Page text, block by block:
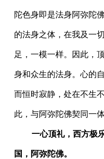
陀色身即是法身阿弥陀
的法身之体，在我及一
足，一模一样。因此，
身和众生的法身。心的
而恒时寂静，处在不生
此，与阿弥陀佛契同一体
一心顶礼，西方极
国，阿弥陀佛。